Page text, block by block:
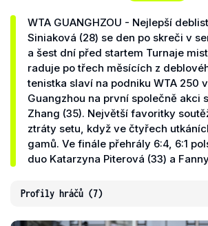
WTA GUANGHZOU - Nejlepší
Siniaková (28) se den po skreči v
a šest dní před startem Turnaje
raduje po třech měsících z
tenistka slaví na podniku WTA 250
Guangzhou na první společně akci
Zhang (35). Největší favoritky
ztráty setu, když ve čtyřech
gamů. Ve finále přehrály 6:4, 6:1
duo Katarzyna Piterová (33) a
Profily hráčů (7)